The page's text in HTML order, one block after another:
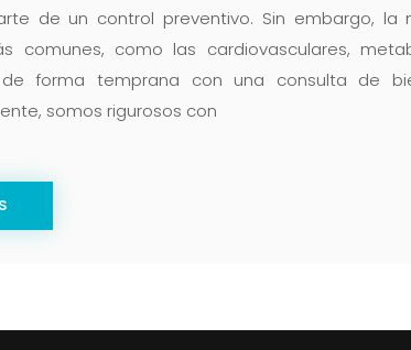
de un control preventivo. Sin embargo, la
comunes, como las cardiovasculares,
forma temprana con una consulta de
somos rigurosos con